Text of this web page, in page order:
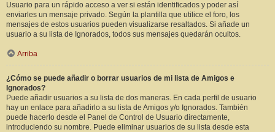
Usuario para un rápido acceso a ver si están identificados y poder así
enviarles un mensaje privado. Según la plantilla que utilice el foro, los
mensajes de estos usuarios pueden visualizarse resaltados. Si añade un
usuario a su lista de Ignorados, todos sus mensajes quedarán ocultos.
Arriba
¿Cómo se puede añadir o borrar usuarios de mi lista de Amigos e
Ignorados?
Puede añadir usuarios a su lista de dos maneras. En cada perfil de usuario
hay un enlace para añadirlo a su lista de Amigos y/o Ignorados. También
puede hacerlo desde el Panel de Control de Usuario directamente,
introduciendo su nombre. Puede eliminar usuarios de su lista desde esta